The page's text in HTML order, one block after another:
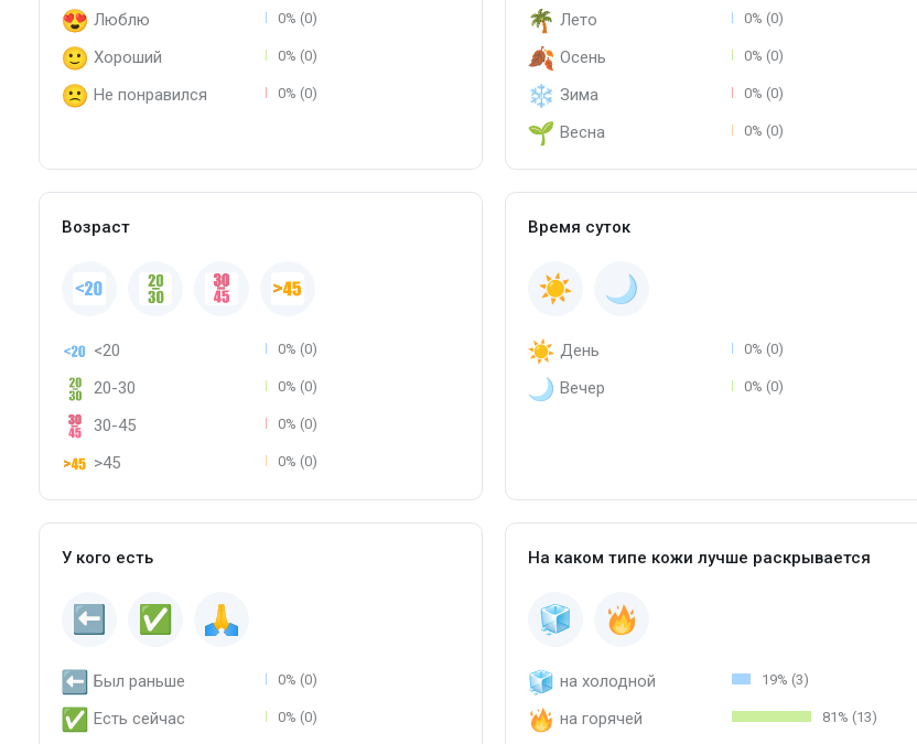
Люблю 0% (0)
Хороший 0% (0)
Не понравился 0% (0)
Лето 0% (0)
Осень 0% (0)
Зима 0% (0)
Весна 0% (0)
Возраст
<20 0% (0)
20-30 0% (0)
30-45 0% (0)
>45 0% (0)
Время суток
День 0% (0)
Вечер 0% (0)
У кого есть
Был раньше 0% (0)
Есть сейчас 0% (0)
На каком типе кожи лучше раскрывается
на холодной 19% (3)
на горячей 81% (13)